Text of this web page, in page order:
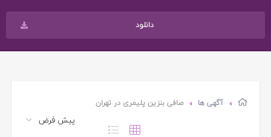
دانلود
آگهی ها صافی بنزین پلیمری در تهران